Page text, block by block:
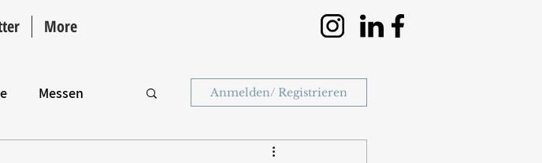
More
Messen Anmelden/ Registrieren